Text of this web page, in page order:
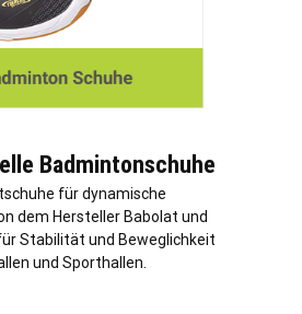
Badmintonschuhe
für dynamische
dem Hersteller Babolat und
Stabilität und Beweglichkeit
und Sporthallen.